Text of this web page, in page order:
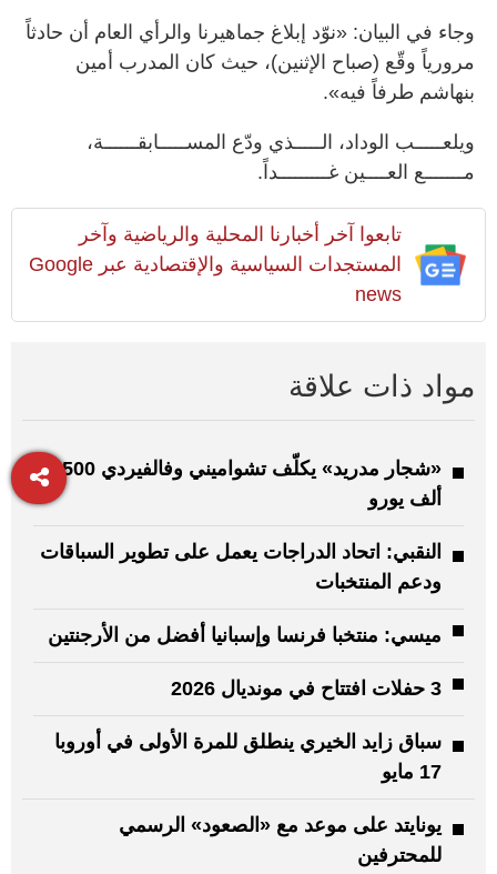
وجاء في البيان: «نوّد إبلاغ جماهيرنا والرأي العام أن حادثاً
مرورياً وقّع (صباح الإثنين)، حيث كان المدرب أمين
بنهاشم طرفاً فيه».
ويلعـــــب الوداد، الـــــذي ودّع المســـــابقــــــة،
مـــــــع العــــين غـــــــــداً.
تابعوا آخر أخبارنا المحلية والرياضية وآخر
المستجدات السياسية والإقتصادية عبر Google
news
مواد ذات علاقة
«شجار مدريد» يكلّف تشواميني وفالفيردي 500
ألف يورو
النقبي: اتحاد الدراجات يعمل على تطوير السباقات
ودعم المنتخبات
ميسي: منتخبا فرنسا وإسبانيا أفضل من الأرجنتين
3 حفلات افتتاح في مونديال 2026
سباق زايد الخيري ينطلق للمرة الأولى في أوروبا
17 مايو
يونايتد على موعد مع «الصعود» الرسمي
للمحترفين